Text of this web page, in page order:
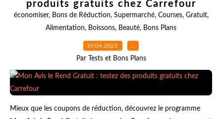
produits gratuits chez Carrefour
économiser, Bons de Réduction, Supermarché, Courses, Gratuit,
Alimentation, Boissons, Beauté, Bons Plans
10.04.2025 …
Par Tests et Bons Plans
Mieux que les coupons de réduction, découvrez le programme